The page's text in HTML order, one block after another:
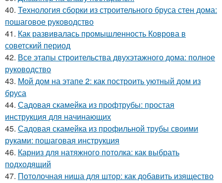
40. Технология сборки из строительного бруса стен дома:
пошаговое руководство
41. Как развивалась промышленность Коврова в
советский период
42. Все этапы строительства двухэтажного дома: полное
руководство
43. Мой дом на этапе 2: как построить уютный дом из
бруса
44. Садовая скамейка из профтрубы: простая
инструкция для начинающих
45. Садовая скамейка из профильной трубы своими
руками: пошаговая инструкция
46. Карниз для натяжного потолка: как выбрать
подходящий
47. Потолочная ниша для штор: как добавить изящество